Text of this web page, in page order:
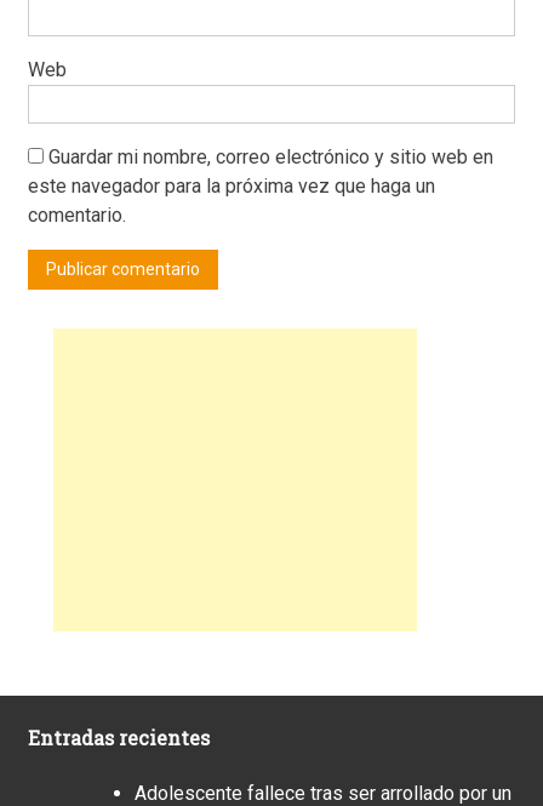
Web
Guardar mi nombre, correo electrónico y sitio web en
este navegador para la próxima vez que haga un
comentario.
Entradas recientes
Adolescente fallece tras ser arrollado por un